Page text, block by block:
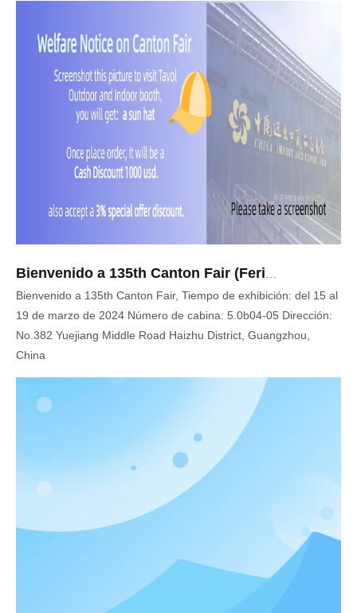
Bienvenido a 135th Canton Fair, Tiempo de exhibición: del 15 al
19 de marzo de 2024 Número de cabina: 5.0b04-05 Dirección:
No.382 Yuejiang Middle Road Haizhu District, Guangzhou,
China